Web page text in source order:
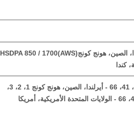
HSDPA 850 / 900 / 1700(AWS) / 1900 / 2100 - أيرلندا، الصين، هونج كونجHSDPA 850 / 1700(AWS)
1، 2، 3، 4، 5، 6، 7، 8، 18، 19، 20، 25، 26، 28، 39، 40، 41، 66 - أيرلندا، الصين، هونج كونج 1، 2، 3،
4، 5، 6، 7، 12، 13، 14، 17، 18، 19، 25، 26، 39، 40، 41، 66 - الولايات المتحدة الأمريكية، أمريكا